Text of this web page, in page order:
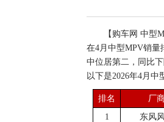
【购车网 中型
在4月中型MPV销量
中位居第二，同比
以下是2026年4月中
排名 厂
1
东风